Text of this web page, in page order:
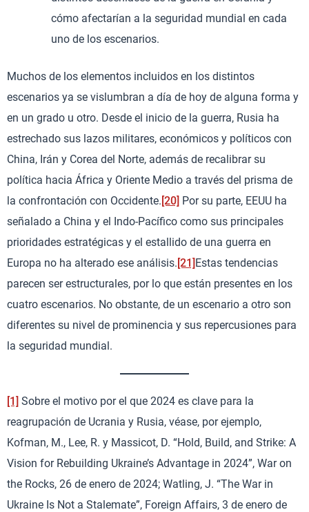
cómo afectarían a la seguridad mundial en cada
uno de los escenarios.
Muchos de los elementos incluidos en los distintos
escenarios ya se vislumbran a día de hoy de alguna forma y
en un grado u otro. Desde el inicio de la guerra, Rusia ha
estrechado sus lazos militares, económicos y políticos con
China, Irán y Corea del Norte, además de recalibrar su
política hacia África y Oriente Medio a través del prisma de
la confrontación con Occidente. [20] Por su parte, EEUU ha
señalado a China y el Indo-Pacífico como sus principales
prioridades estratégicas y el estallido de una guerra en
Europa no ha alterado ese análisis. [21]Estas tendencias
parecen ser estructurales, por lo que están presentes en los
cuatro escenarios. No obstante, de un escenario a otro son
diferentes su nivel de prominencia y sus repercusiones para
la seguridad mundial.
[1] Sobre el motivo por el que 2024 es clave para la
reagrupación de Ucrania y Rusia, véase, por ejemplo,
Kofman, M., Lee, R. y Massicot, D. “Hold, Build, and Strike: A
Vision for Rebuilding Ukraine’s Advantage in 2024”, War on
the Rocks, 26 de enero de 2024; Watling, J. “The War in
Ukraine Is Not a Stalemate”, Foreign Affairs, 3 de enero de